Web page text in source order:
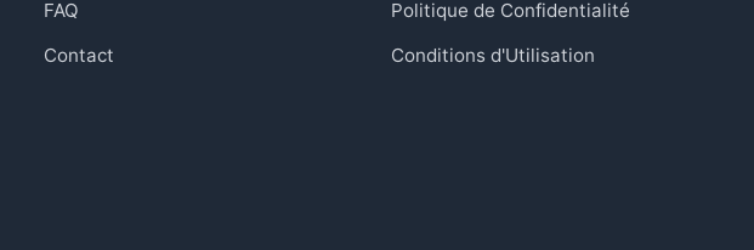
FAQ
Contact
Politique de Confidentialité
Conditions d'Utilisation